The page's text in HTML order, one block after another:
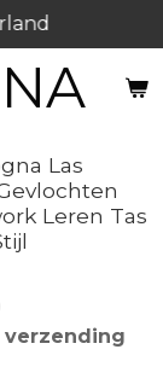
Las
Leren Tas
verzending